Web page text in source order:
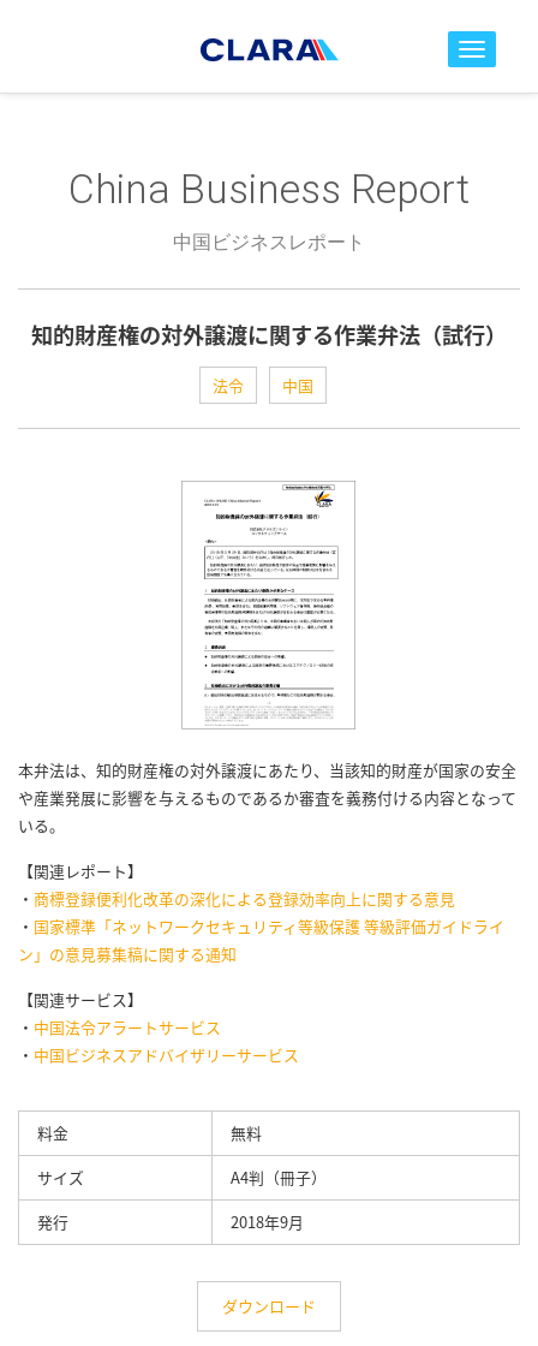
toggle
China Business Report
中国ビジネスレポート
知的財産権の対外譲渡に関する作業弁法（試行）
法令 中国
本弁法は、知的財産権の対外譲渡にあたり、当該知的財産が国家の安全
や産業発展に影響を与えるものであるか審査を義務付ける内容となって
いる。
【関連レポート】
・ 商標登録便利化改革の深化による登録効率向上に関する意見
・ 国家標準「ネットワークセキュリティ等級保護 等級評価ガイドライ
ン」の意見募集稿に関する通知
【関連サービス】
・ 中国法令アラートサービス
・ 中国ビジネスアドバイザリーサービス
料金
無料
サイズ
A4判（冊子）
発行
2018年9月
ダウンロード